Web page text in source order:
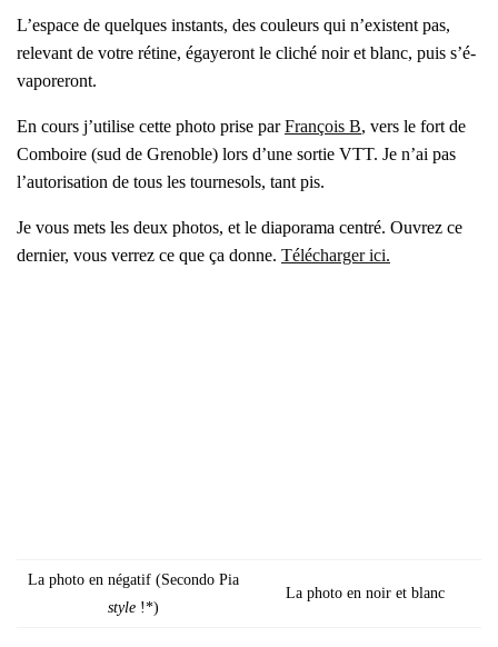
L’es­pace de quelques ins­tants, des cou­leurs qui n’existent pas,
rele­vant de votre rétine, égaye­ront le cli­ché noir et blanc, puis s’é­
va­po­re­ront.
En cours j’u­ti­lise cette pho­to prise parFran­çois B, vers le fort de
Com­boire (sud de Gre­noble) lors d’une sor­tie VTT. Je n’ai pas
l’au­to­ri­sa­tion de tous les tour­ne­sols, tant pis.
Je vous mets les deux pho­tos, et le dia­po­ra­ma cen­tré. Ouvrez ce
der­nier, vous ver­rez ce que ça donne. Télé­char­ger ici.
La pho­to en néga­tif (Secon­do Pia
style!*)
La pho­to en noir et blanc